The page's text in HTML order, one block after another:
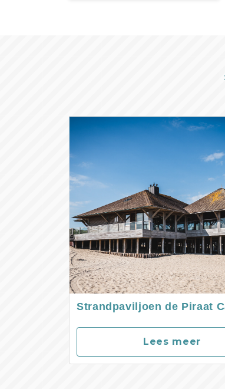
Strandpaviljoen de Piraat
Lees meer